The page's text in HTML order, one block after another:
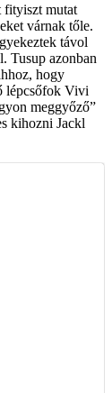
fityiszt mutat
várnak tőle.
távol
Tusup azonban
hogy
lépcsőfok Vivi
meggyőző”
kihozni Jackl